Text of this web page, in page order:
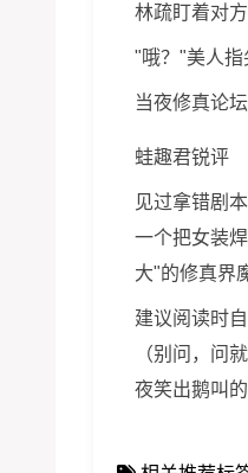
林疏盯着对
"哦？"美人
当夜修真论
蛙趣君锐评
见过拿错剧
一个把女装
大"的修真界
建议阅读时
（别问，问
夜笑出鹅叫的